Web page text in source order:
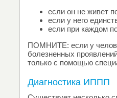
если он не живет
если у него
если при каждом
ПОМНИТЕ: если у
болезненных
только с помощью
Диагностика ИППП